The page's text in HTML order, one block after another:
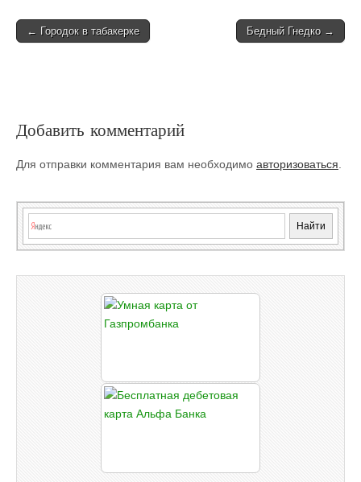
Post
← Городок в табакерке Бедный Гнедко →
Добавить комментарий
Для отправки комментария вам необходимо авторизоваться